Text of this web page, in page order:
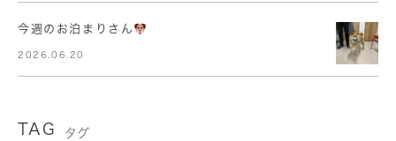
今週のお泊まりさん
2026.06.20
TAG タグ